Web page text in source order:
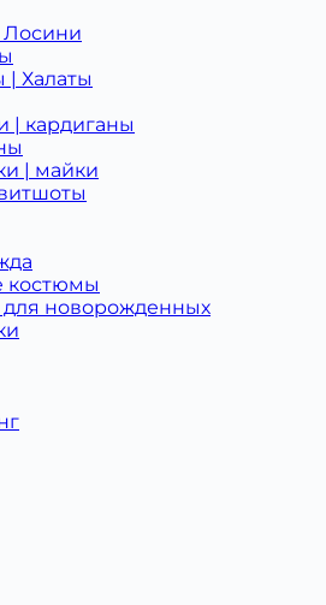
Халаты
| кардиганы
| майки
костюмы
новорожденных